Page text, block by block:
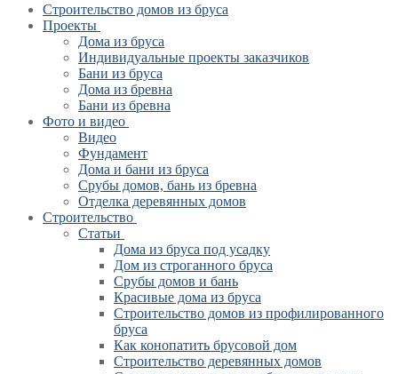
Перейти
содержимому
Меню
ЗакрытьСтроительство домов из бруса
Проекты
Дома из бруса
Индивидуальные проекты заказчиков
Бани из бруса
Дома из бревна
Бани из бревна
Фото и видео
Видео
Фундамент
Дома и бани из бруса
Срубы домов, бань из бревна
Отделка деревянных домов
Строительство
Статьи
Дома из бруса под усадку
Дом из строганного бруса
Срубы домов и бань
Красивые дома из бруса
Строительство домов из профилированного
бруса
Как конопатить брусовой дом
Строительство деревянных домов